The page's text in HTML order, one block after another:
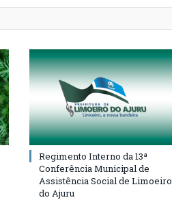
Regimento Interno da 13ª
Conferência Municipal de
Assistência Social de Limoeiro
do Ajuru